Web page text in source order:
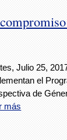
Julio 25,
el
de
más